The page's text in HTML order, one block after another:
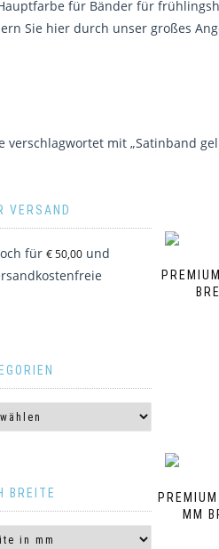
für Bänder für
Sie hier durch unser großes
verschlagwortet mit „Satinband
MM
VERSAND
für €50,00 und
BREITE